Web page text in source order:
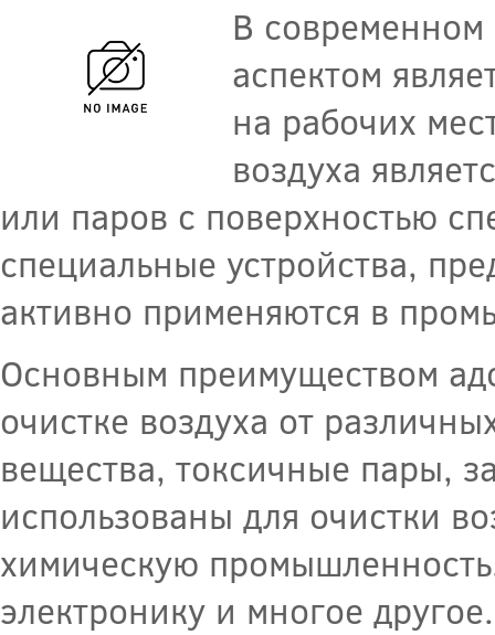
В
аспектом
на рабочих
воздуха
или паров с поверхностью
специальные устройства,
активно применяются в
Основным преимуществом
очистке воздуха от
вещества, токсичные пары,
использованы для очистки
химическую
электронику и многое другое.